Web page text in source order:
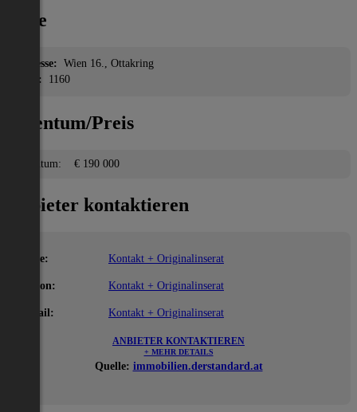
Lage
Adresse: Wien 16., Ottakring
PLZ:
1160
Eigentum/Preis
Eigentum: € 190 000
Anbieter kontaktieren
Name: Kontakt + Originalinserat
Telefon: Kontakt + Originalinserat
E-Mail: Kontakt + Originalinserat
ANBIETER KONTAKTIEREN
+ MEHR DETAILS
Quelle: immobilien.derstandard.at